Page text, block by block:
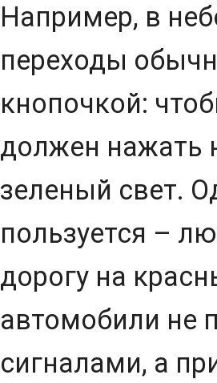
Например, в
переходы
кнопочкой:
должен нажать
зеленый свет.
пользуется –
дорогу на
автомобили не
сигналами, а